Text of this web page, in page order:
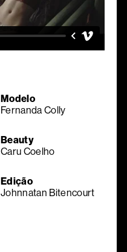
Modelo
Fernanda Colly
Beauty
Caru Coelho
Edição
Johnnatan Bitencourt